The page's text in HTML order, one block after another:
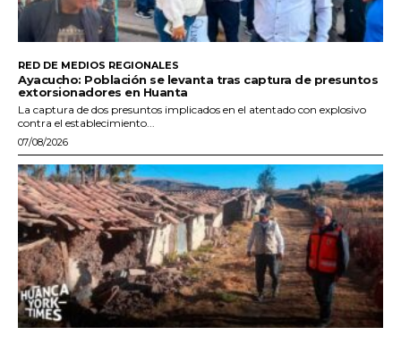
RED DE MEDIOS REGIONALES
Ayacucho: Población se levanta tras captura de presuntos
extorsionadores en Huanta
La captura de dos presuntos implicados en el atentado con explosivo
contra el establecimiento...
07/08/2026